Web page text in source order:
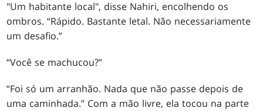
"Um habitante local", disse Nahiri, encolhendo os
ombros. “Rápido. Bastante letal. Não necessariamente
um desafio.”
“Você se machucou?”
“Foi só um arranhão. Nada que não passe depois de
uma caminhada.” Com a mão livre, ela tocou na parte